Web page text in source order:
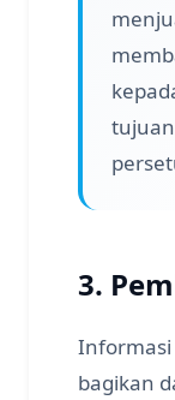
3.
Informasi
bagikan